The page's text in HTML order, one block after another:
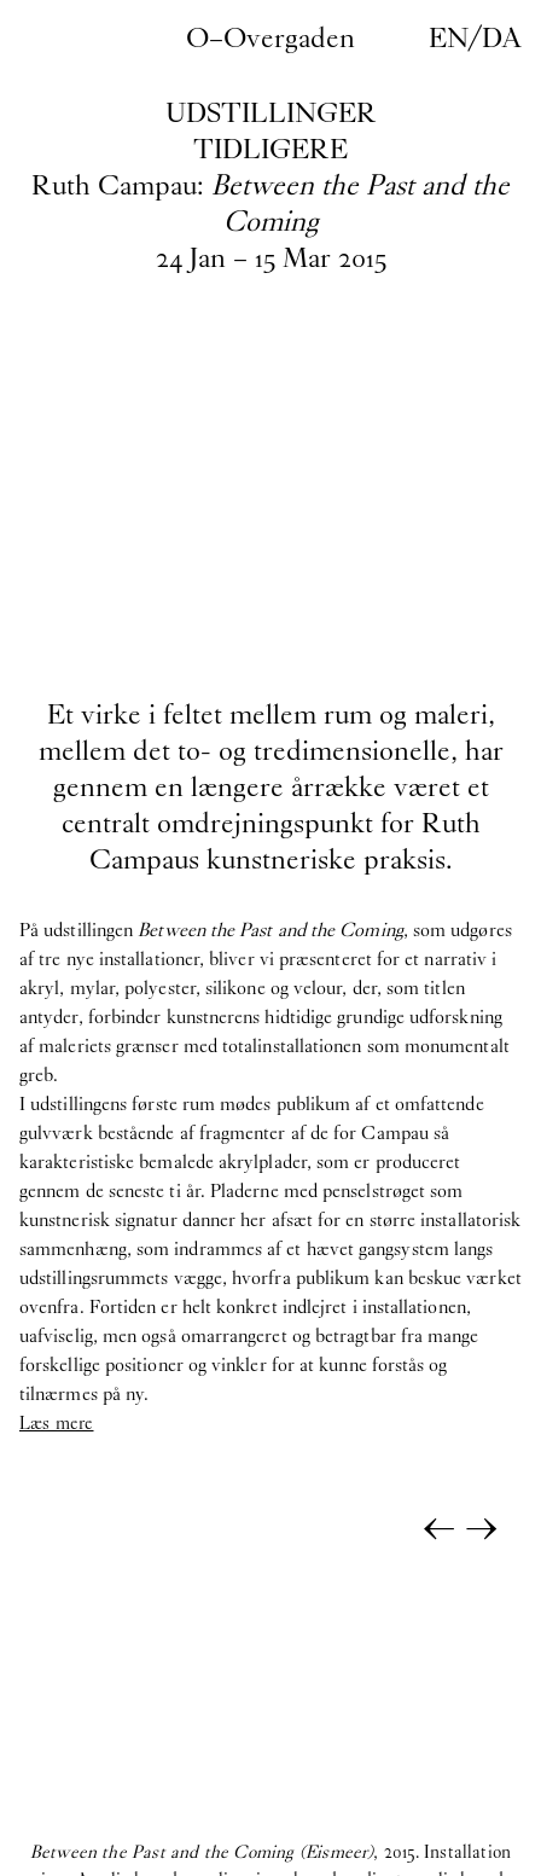
O–Overgaden EN/DA
UDSTILLINGER
TIDLIGERE
Ruth Campau: Between the Past and the
Coming
24 Jan – 15 Mar 2015
Et virke i feltet mellem rum og maleri,
mellem det to- og tredimensionelle, har
gennem en længere årrække været et
centralt omdrejningspunkt for Ruth
Campaus kunstneriske praksis.
På udstillingenBetween the Past and the Coming, som udgøres
af tre nye installationer, bliver vi præsenteret for et narrativ i
akryl, mylar, polyester, silikone og velour, der, som titlen
antyder, forbinder kunstnerens hidtidige grundige udforskning
af maleriets grænser med totalinstallationen som monumentalt
greb.
I udstillingens første rum mødes publikum af et omfattende
gulvværk bestående af fragmenter af de for Campau så
karakteristiske bemalede akrylplader, som er produceret
gennem de seneste ti år. Pladerne med penselstrøget som
kunstnerisk signatur danner her afsæt for en større installatorisk
sammenhæng, som indrammes af et hævet gangsystem langs
udstillingsrummets vægge, hvorfra publikum kan beskue værket
ovenfra. Fortiden er helt konkret indlejret i installationen,
uafviselig, men også omarrangeret og betragtbar fra mange
forskellige positioner og vinkler for at kunne forstås og
tilnærmes på ny.
Læs mere
←→
Between the Past and the Coming (Eismeer), 2015. Installation